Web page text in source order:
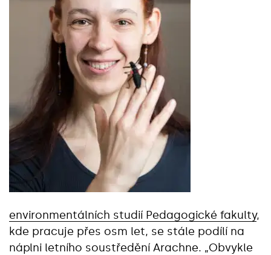
environmentálních studií Pedagogické fakulty,
kde pracuje přes osm let, se stále podílí na
náplni letního soustředění Arachne. „Obvykle